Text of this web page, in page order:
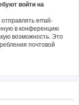
войти на
email-
в конференцию
возможность. Это
почтовой